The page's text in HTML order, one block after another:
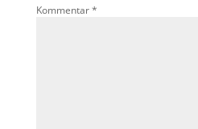
Kommentar*